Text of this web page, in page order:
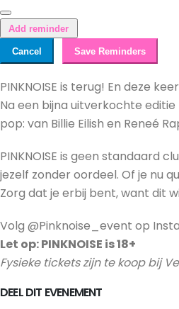
Add reminder
Cancel Save Reminders
PINKNOISE is terug! En deze
Na een bijna uitverkochte
pop: van Billie Eilish en Reneé
PINKNOISE is geen standaard
jezelf zonder oordeel. Of je nu
Zorg dat je erbij bent, want dit
Volg @Pinknoise_event op
Let op: PINKNOISE is 18+
Fysieke tickets zijn te koop bij
DEEL DIT EVENEMENT